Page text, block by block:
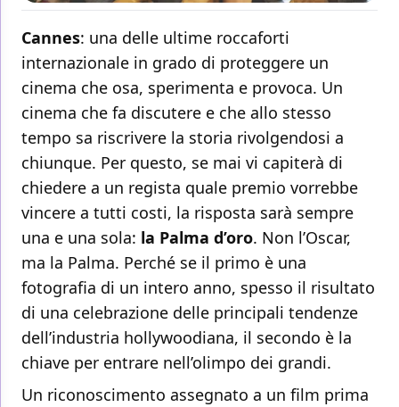
Cannes: una delle ultime roccaforti
internazionale in grado di proteggere un
cinema che osa, sperimenta e provoca. Un
cinema che fa discutere e che allo stesso
tempo sa riscrivere la storia rivolgendosi a
chiunque. Per questo, se mai vi capiterà di
chiedere a un regista quale premio vorrebbe
vincere a tutti costi, la risposta sarà sempre
una e una sola: la Palma d’oro. Non l’Oscar,
ma la Palma. Perché se il primo è una
fotografia di un intero anno, spesso il risultato
di una celebrazione delle principali tendenze
dell’industria hollywoodiana, il secondo è la
chiave per entrare nell’olimpo dei grandi.
Un riconoscimento assegnato a un film prima